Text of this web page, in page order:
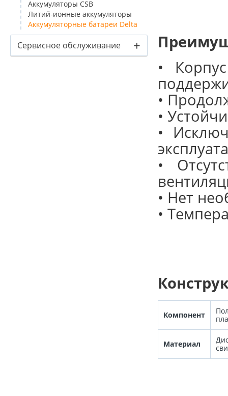
Аккумуляторы CSB
Литий-ионные аккумуляторы
Аккумуляторные батареи Delta
Сервисное обслуживание +
•
•
•
•
•
• Нет
•
Компонент
Материал